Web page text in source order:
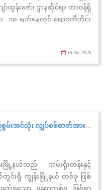
ထွန်းဇော်၊ ဌာနဆိုင်ရာ တာဝန်ရှိ
၁၉ ရက်နေ့တွင် ဧရာဝတီတိုင်း
ေဩဇာစက်ရုံ၏ စက်လည်ပတ်
ာက် ကြည့်ရှုစစ်ဆေးခဲ့ပါသည်။
19-Jul-2026
ကိုကိုးကျွန်းမြို့နယ်တွင် နေရောင်ခြည်စွမ်းအင်သုံး လျှပ်စစ်ဓာတ်အားပေးစက်ရုံဖြင့် (၂၄)နာရီ လျှပ်စစ်ဓာတ်အားသုံးစွဲနိုင်ပြီ
မြို့နယ်သည် ကမ်းရိုးတန်းနှင့်
းရှိ ကျွန်းမြို့နယ် တစ်ခု ဖြစ်
ခဲသော နေရာတစ်ခု ဖြစ်ရာ